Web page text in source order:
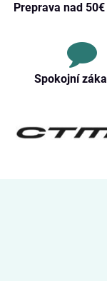
Preprava nad
Spokojní